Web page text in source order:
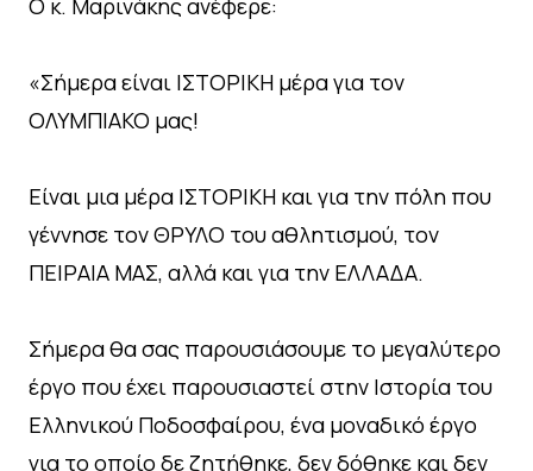
«Σήμερα είναι ΙΣΤΟΡΙΚΗ μέρα για τον
ΟΛΥΜΠΙΑΚΟ μας!
Είναι μια μέρα ΙΣΤΟΡΙΚΗ και για την πόλη που
γέννησε τον ΘΡΥΛΟ του αθλητισμού, τον
ΠΕΙΡΑΙΑ ΜΑΣ, αλλά και για την ΕΛΛΑΔΑ.
Σήμερα θα σας παρουσιάσουμε το μεγαλύτερο
έργο που έχει παρουσιαστεί στην Ιστορία του
Ελληνικού Ποδοσφαίρου, ένα μοναδικό έργο
για το οποίο δε ζητήθηκε, δεν δόθηκε και δεν